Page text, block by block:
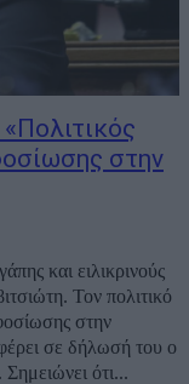
στην
και ειλικρινούς
Τον πολιτικό
στην
σε δήλωσή του ο
ότι...